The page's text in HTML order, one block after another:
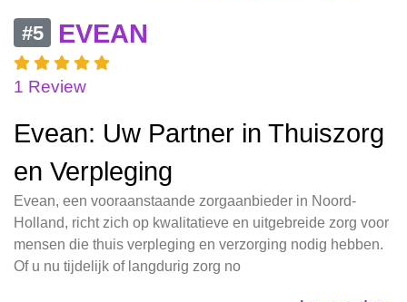
#5 EVEAN
1 Review
Evean: Uw Partner in Thuiszorg
en Verpleging
Evean, een vooraanstaande zorgaanbieder in Noord-
Holland, richt zich op kwalitatieve en uitgebreide zorg voor
mensen die thuis verpleging en verzorging nodig hebben.
Of u nu tijdelijk of langdurig zorg no